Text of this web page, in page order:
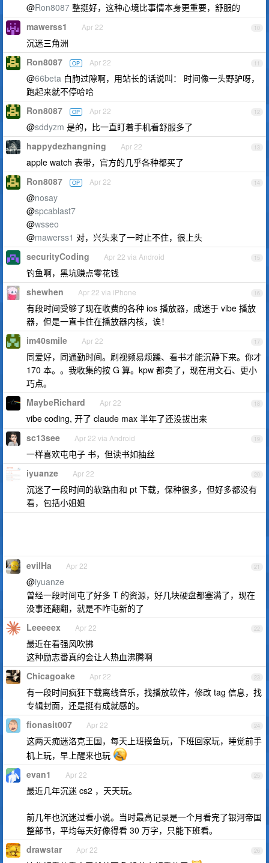
@Ron8087 整挺好，这种心境比事情本身更重要，舒服的
10
mawerss1 Apr 22
沉迷三角洲
11
Ron8087 OP Apr 22
@66beta 白朐过隙啊，用站长的话说叫： 时间像一头野驴呀，
跑起来就不停哈哈
12
Ron8087 OP Apr 22
@sddyzm 是的，比一直盯着手机看舒服多了
13
happydezhangning Apr 22
apple watch 表带，官方的几乎各种都买了
14
Ron8087 OP Apr 22
@nosay
@spcablast7
@wsseo
@mawerss1 对，兴头来了一时止不住，很上头
15
securityCoding Apr 22 via Android
钓鱼啊，黑坑赚点零花钱
16
shewhen Apr 22 via iPhone
有段时间受够了现在收费的各种 ios 播放器，成迷于 vibe 播放
器，但是一直卡住在播放器内核，诶！
17
im40smile Apr 22
同爱好，同通勤时间。刷视频易烦躁、看书才能沉静下来。你才
170 本。。我收集的按 G 算。kpw 都卖了，现在用文石、更小
巧点。
18
MaybeRichard Apr 22
vibe coding, 开了 claude max 半年了还没拔出来
19
sc13see Apr 22 via Android
一样喜欢屯电子 书，但读书如抽丝
20
iyuanze Apr 22
沉迷了一段时间的软路由和 pt 下载，保种很多，但好多都没有
看，包括小姐姐
21
evilHa Apr 22
@iyuanze
曾经一段时间屯了好多 T 的资源，好几块硬盘都塞满了，现在
没事还翻翻，就是不咋屯新的了
22
Leeeeex Apr 22
最近在看强风吹拂
这种励志番真的会让人热血沸腾啊
23
Chicagoake Apr 22
有一段时间疯狂下载离线音乐，找播放软件，修改 tag 信息，找
专辑封面，还是挺有成就感的。
24
fionasit007 Apr 22
这两天痴迷洛克王国，每天上班摸鱼玩，下班回家玩，睡觉前手
机上玩，早上醒来也玩
25
evan1 Apr 22
最近几年沉迷 cs2 ，天天玩。
前几年也沉迷过看小说。当时最高记录是一个月看完了银河帝国
整部书，平均每天好像得看 30 万字，只能下班看。
26
drawstar Apr 22